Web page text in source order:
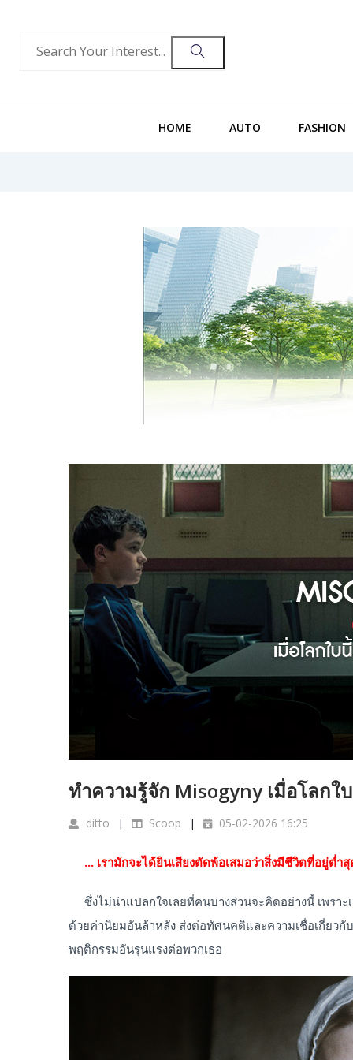
HOME AUTO FASHION
ทำความรู้จัก Misogyny เมื่อโลกใ
ditto Scoop 05-02-2026 16:25
... เรามักจะได้ยินเสียงตัดพ้อเสมอว่าสิ่งมีชีวิตที่อยู่ต่ำ
ซึ่งไม่น่าแปลกใจเลยที่คนบางส่วนจะคิดอย่างนี้ เพรา
ด้วยค่านิยมอันล้าหลัง ส่งต่อทัศนคติและความเชื่อเกี่ยว
พฤติกรรมอันรุนแรงต่อพวกเธอ